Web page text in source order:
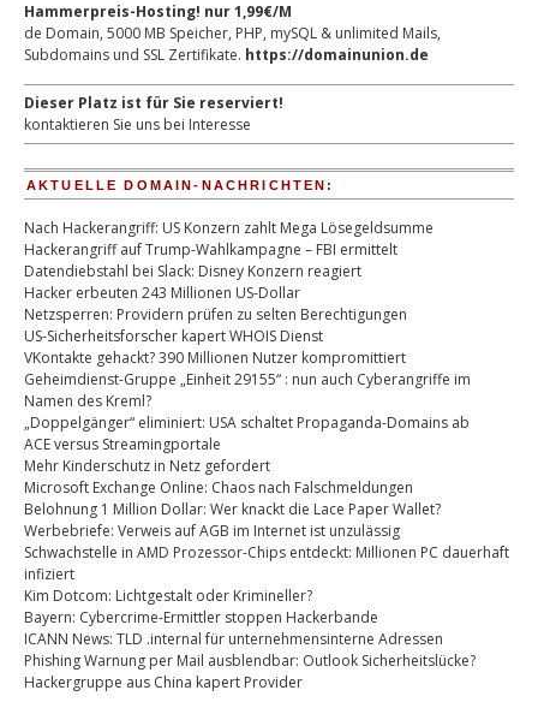
Hammerpreis-Hosting! nur 1,99€/M
de Domain, 5000 MB Speicher, PHP, mySQL & unlimited Mails,
Subdomains und SSL Zertifikate. https://domainunion.de
Dieser Platz ist für Sie reserviert!
kontaktieren Sie uns bei Interesse
AKTUELLE DOMAIN-NACHRICHTEN:
Nach Hackerangriff: US Konzern zahlt Mega Lösegeldsumme
Hackerangriff auf Trump-Wahlkampagne – FBI ermittelt
Datendiebstahl bei Slack: Disney Konzern reagiert
Hacker erbeuten 243 Millionen US-Dollar
Netzsperren: Providern prüfen zu selten Berechtigungen
US-Sicherheitsforscher kapert WHOIS Dienst
VKontakte gehackt? 390 Millionen Nutzer kompromittiert
Geheimdienst-Gruppe „Einheit 29155“ : nun auch Cyberangriffe im
Namen des Kreml?
„Doppelgänger“ eliminiert: USA schaltet Propaganda-Domains ab
ACE versus Streamingportale
Mehr Kinderschutz in Netz gefordert
Microsoft Exchange Online: Chaos nach Falschmeldungen
Belohnung 1 Million Dollar: Wer knackt die Lace Paper Wallet?
Werbebriefe: Verweis auf AGB im Internet ist unzulässig
Schwachstelle in AMD Prozessor-Chips entdeckt: Millionen PC dauerhaft
infiziert
Kim Dotcom: Lichtgestalt oder Krimineller?
Bayern: Cybercrime-Ermittler stoppen Hackerbande
ICANN News: TLD .internal für unternehmensinterne Adressen
Phishing Warnung per Mail ausblendbar: Outlook Sicherheitslücke?
Hackergruppe aus China kapert Provider